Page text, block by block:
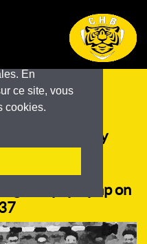
son
En
ce site, vous
cookies.
2
to read property
on null in
chb/wp-
equipe.phpon